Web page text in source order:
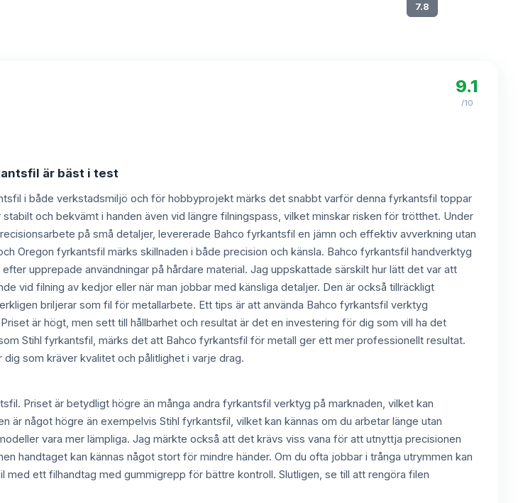
7.8
9.1
/10
är bäst i test
i både verkstadsmiljö och för hobbyprojekt märks det snabbt varför denna fyrkantsfil toppar
och bekvämt i handen även vid längre filningspass, vilket minskar risken för trötthet. Under
på små detaljer, levererade Bahco fyrkantsfil en jämn och effektiv avverkning utan
Oregon fyrkantsfil märks skillnaden i både precision och känsla. Bahco fyrkantsfil handverktyg
upprepade användningar på hårdare material. Jag uppskattade särskilt hur lätt det var att
vid filning av kedjor eller när man jobbar med känsliga detaljer. Den är också tillräckligt
briljerar som fil för metallarbete. Ett tips är att använda Bahco fyrkantsfil verktyg
är högt, men sett till hållbarhet och resultat är det en investering för dig som vill ha det
Stihl fyrkantsfil, märks det att Bahco fyrkantsfil för metall ger ett mer professionellt resultat.
som kräver kvalitet och pålitlighet i varje drag.
Priset är betydligt högre än många andra fyrkantsfil verktyg på marknaden, vilket kan
något högre än exempelvis Stihl fyrkantsfil, vilket kan kännas om du arbetar länge utan
vara mer lämpliga. Jag märkte också att det krävs viss vana för att utnyttja precisionen
handtaget kan kännas något stort för mindre händer. Om du ofta jobbar i trånga utrymmen kan
ett filhandtag med gummigrepp för bättre kontroll. Slutligen, se till att rengöra filen